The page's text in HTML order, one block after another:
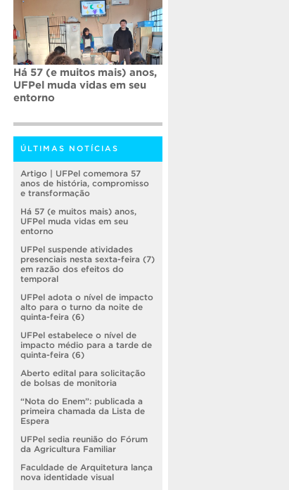
Há 57 (e muitos mais) anos,
UFPel muda vidas em seu
entorno
ÚLTIMAS NOTÍCIAS
Artigo | UFPel comemora 57
anos de história, compromisso
e transformação
Há 57 (e muitos mais) anos,
UFPel muda vidas em seu
entorno
UFPel suspende atividades
presenciais nesta sexta-feira (7)
em razão dos efeitos do
temporal
UFPel adota o nível de impacto
alto para o turno da noite de
quinta-feira (6)
UFPel estabelece o nível de
impacto médio para a tarde de
quinta-feira (6)
Aberto edital para solicitação
de bolsas de monitoria
“Nota do Enem”: publicada a
primeira chamada da Lista de
Espera
UFPel sedia reunião do Fórum
da Agricultura Familiar
Faculdade de Arquitetura lança
nova identidade visual